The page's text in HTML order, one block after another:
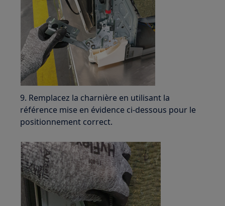
9. Remplacez la charnière en utilisant la
référence mise en évidence ci-dessous pour le
positionnement correct.